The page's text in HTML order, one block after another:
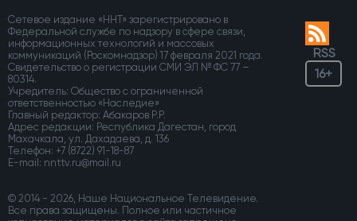
Сетевое издание «ННТ» зарегистрировано в
Федеральной службе по надзору в сфере связи,
информационных технологий и массовых
коммуникаций (Роскомнадзор) 17 февраля 2021 года.
Свидетельство о регистрации СМИ ЭЛ № ФС 77 –
80314.
Учредитель: Общество с ограниченной
ответственностью «Наследие»
Главный редактор: Абакаров Р.Р.
Адрес редакции: Республика Дагестан, город
Махачкала, ул. Дахадаева, д. 136
Телефон: +7 (8722) 91-18-87
E-mail:
© 2014 - 2026, Наше Национальное Телевидение.
Все права защищены. Полное или частичное
RSS
16+